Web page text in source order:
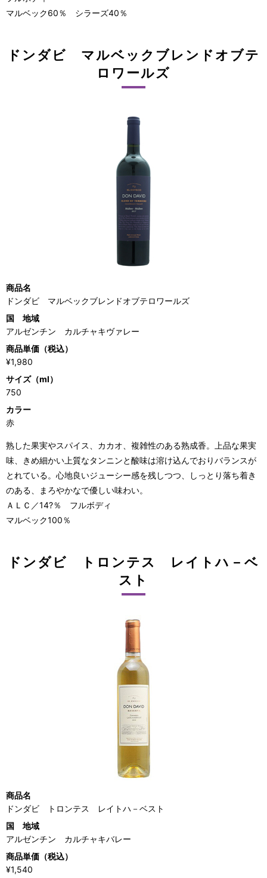
マルベック60％ シラーズ40％
ドンダビ マルベックブレンドオブテ
ロワールズ
商品名
ドンダビ マルベックブレンドオブテロワールズ
国 地域
アルゼンチン カルチャキヴァレー
商品単価（税込）
¥1,980
サイズ（ml）
750
カラー
赤
熟した果実やスパイス、カカオ、複雑性のある熟成香。上品な果実
味、きめ細かい上質なタンニンと酸味は溶け込んでおりバランスが
とれている。心地良いジューシー感を残しつつ、しっとり落ち着き
のある、まろやかなで優しい味わい。
ＡＬＣ／14?％ フルボディ
マルベック100％
ドンダビ トロンテス レイトハ－ベ
スト
商品名
ドンダビ トロンテス レイトハ－ベスト
国 地域
アルゼンチン カルチャキバレー
商品単価（税込）
¥1,540